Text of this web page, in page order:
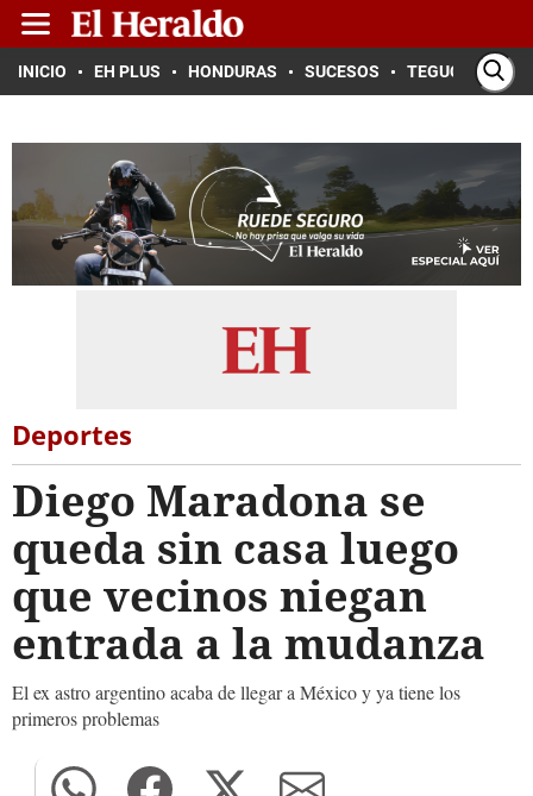
INICIO EH PLUS HONDURAS SUCESOS TEGUCIGALPA
Deportes
Diego Maradona se
queda sin casa luego
que vecinos niegan
entrada a la mudanza
El ex astro argentino acaba de llegar a México y ya tiene los
primeros problemas